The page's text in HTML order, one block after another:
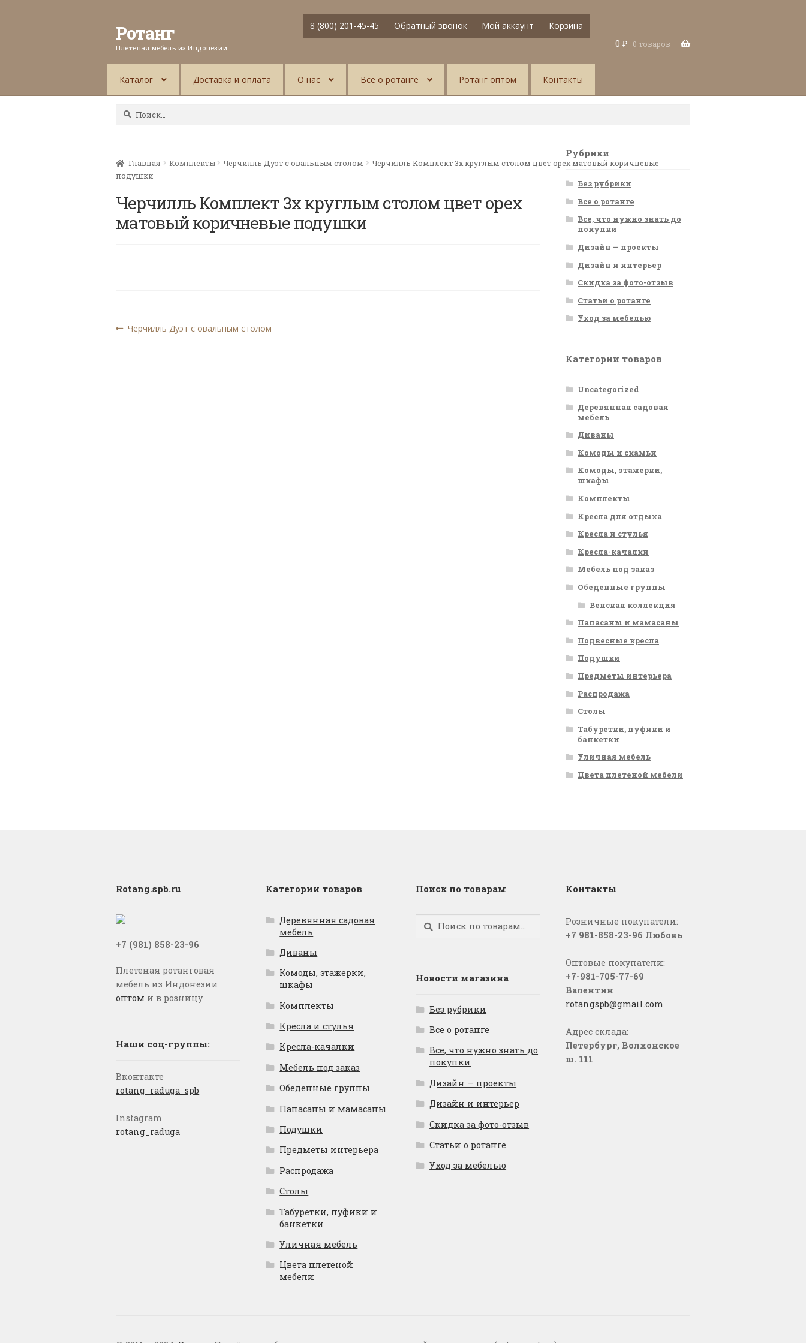
Ротанг
Плетеная мебель из Индонезии
8 (800) 201-45-45 Обратный звонок Мой аккаунт
Корзина
0 ₽ 0 товаров
Каталог Доставка и оплата О нас Все о ротанге Ротанг оптом Контакты
Найти:
Главная Комплекты Черчилль Дуэт с овальным столом
Черчилль Комплект 3х круглым столом цвет орех матовый коричневые
подушки
Черчилль Комплект 3х круглым столом цвет орех
матовый коричневые подушки
Навигация
Предыдущая
Черчилль Дуэт с овальным столом
Рубрики
Без рубрики
Все о ротанге
Все, что нужно знать до
покупки
Дизайн — проекты
Дизайн и интерьер
Скидка за фото-отзыв
Статьи о ротанге
Уход за мебелью
Категории товаров
Uncategorized
Деревянная садовая
мебель
Диваны
Комоды и скамьи
Комоды, этажерки,
шкафы
Комплекты
Кресла для отдыха
Кресла и стулья
Кресла-качалки
Мебель под заказ
Обеденные группы
Венская коллекция
Папасаны и мамасаны
Подвесные кресла
Подушки
Предметы интерьера
Распродажа
Столы
Табуретки, пуфики и
банкетки
Уличная мебель
Цвета плетеной мебели
Rotang.spb.ru
+7 (981) 858-23-96
Плетеная ротанговая
мебель из Индонезии
оптом и в розницу
Наши соц-группы:
Вконтакте
rotang_raduga_spb
Instagram
rotang_raduga
Категории товаров
Деревянная садовая
мебель
Диваны
Комоды, этажерки,
шкафы
Комплекты
Кресла и стулья
Кресла-качалки
Мебель под заказ
Обеденные группы
Папасаны и мамасаны
Подушки
Предметы интерьера
Распродажа
Столы
Табуретки, пуфики и
банкетки
Уличная мебель
Цвета плетеной
мебели
Поиск по товарам
Искать:
Поиск
Новости магазина
Без рубрики
Все о ротанге
Все, что нужно знать до
покупки
Дизайн — проекты
Дизайн и интерьер
Скидка за фото-отзыв
Статьи о ротанге
Уход за мебелью
Контакты
Розничные покупатели:
+7 981-858-23-96 Любовь
Оптовые покупатели:
+7-981-705-77-69
Валентин
rotangspb@gmail.com
Адрес склада:
Петербург, Волхонское
ш. 111